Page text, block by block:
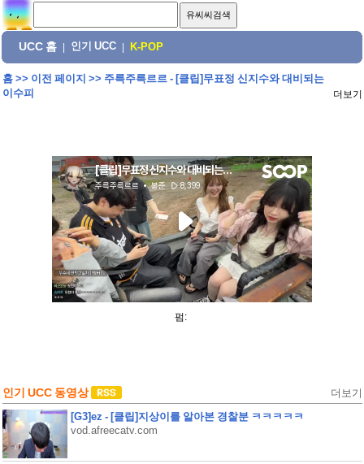
UCC 홈 인기 UCC K-POP
홈>> 이전 페이지 >> 주륵주륵르르 - [클립]무표정 신지수와 대비되는
이수피
더보기
펌:
인기 UCC 동영상 더보기
[G3]ez - [클립]지상이를 알아본 경찰분 ㅋㅋㅋㅋㅋ
vod.afreecatv.com